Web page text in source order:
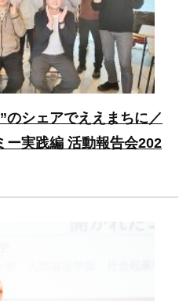
のシェアでええまちに／
ー実践編 活動報告会202